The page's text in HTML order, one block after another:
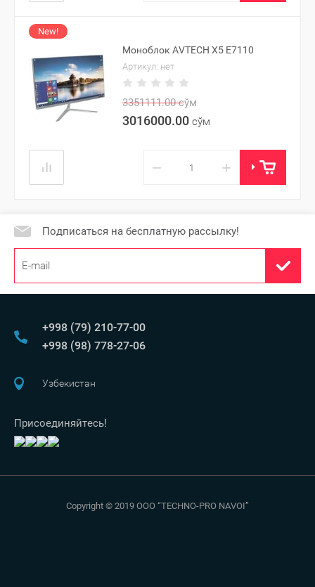
New!
Моноблок AVTECH X5 E7110
Артикул: нет
3351111.00сўм
3016000.00 сўм
− +
Подписаться на бесплатную рассылку!
+998 (79) 210-77-00
+998 (98) 778-27-06
Узбекистан
Присоединяйтесь!
Copyright © 2019 OOO “TECHNO-PRO NAVOI”